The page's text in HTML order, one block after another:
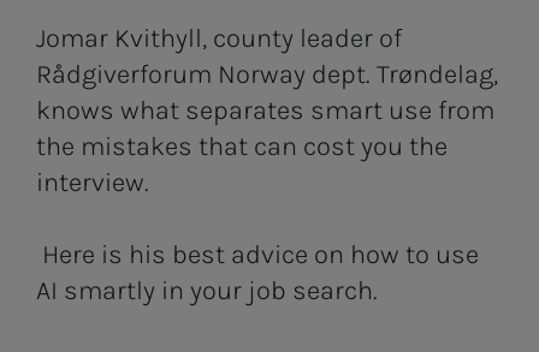
Jomar Kvithyll, county leader of
Rådgiverforum Norway dept. Trøndelag,
knows what separates smart use from
the mistakes that can cost you the
interview.
Here is his best advice on how to use
AI smartly in your job search.